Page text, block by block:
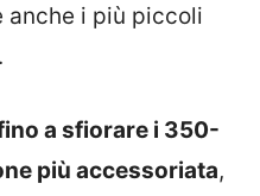
anche i più piccoli
a sfiorare i 350-
più accessoriata,